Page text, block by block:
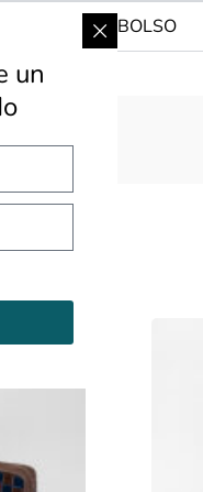
REGALAR UN BOLSO
un